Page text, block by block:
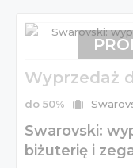
Wyprzedaż
do 50%
Swarovski:
biżuterię i